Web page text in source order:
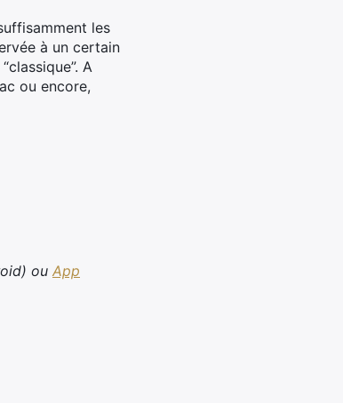
les
à un certain
A
ou encore,
ou App